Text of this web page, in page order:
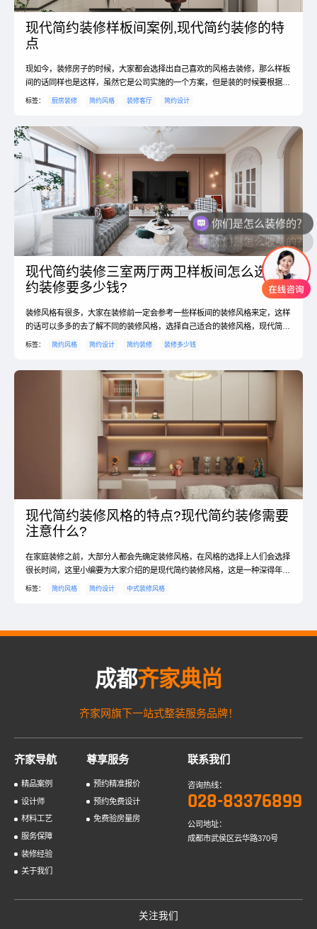
现代简约装修样板间案例,现代简约装修的特
点
现如今，装修房子的时候，大家都会选择出自己喜欢的风格去装修，那么样板
间的话同样也是这样，虽然它是公司实施的一个方案，但是装的时候要根据风
格才可以设计的，那么，对于现代简约装修样板间的案例有哪些呢，为什么很
沙发和地板形成鲜明的对比，给人一种强烈的视觉冲击。吊挂...
标签： 厨房装修 简约风格 装修客厅 简约设计
现代简约装修三室两厅两卫样板间怎么选?简
约装修要多少钱?
装修风格有很多，大家在装修前一定会参考一些样板间的装修风格来定，这样
的话可以多多的去了解不同的装修风格，选择自己适合的装修风格，现代简约
装修是比较常见的装修风格了，那么现代简约装修三室两厅两卫样板间怎么
样的房子有很多个格局，理应要进行合理的分配才能达到以实用...
标签： 简约风格 简约设计 简约装修 装修多少钱
现代简约装修风格的特点?现代简约装修需要
注意什么?
在家庭装修之前，大部分人都会先确定装修风格，在风格的选择上人们会选择
很长时间，这里小编要为大家介绍的是现代简约装修风格，这是一种深得年轻
人喜欢的风格，这里说的简约并不是简单的装修，它是一种风格的名字，那现
标签： 简约风格 简约设计 中式装修风格
成都齐家典尚
齐家网旗下一站式整装服务品牌！
齐家导航
精品案例
设计师
材料工艺
服务保障
装修经验
关于我们
尊享服务
预约精准报价
预约免费设计
免费验房量房
联系我们
咨询热线：
028-83376899
公司地址：
成都市武侯区云华路370号
关注我们
你们是怎么装修的？
你们是怎么收费的？